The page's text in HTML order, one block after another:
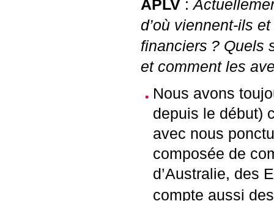
APLV :
d’où viennent-ils
financiers ? Quels
et comment les
Nous avons
depuis le début)
avec nous
composée de
d’Australie, des
compte aussi